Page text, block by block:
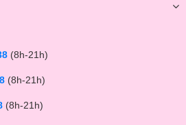
Quốc
mẫu xe đẩy mới nhất của thương hiệu
trang, giá thành hợp lý là chọn
(8h-21h)
(8h-21h)
(8h-21h)